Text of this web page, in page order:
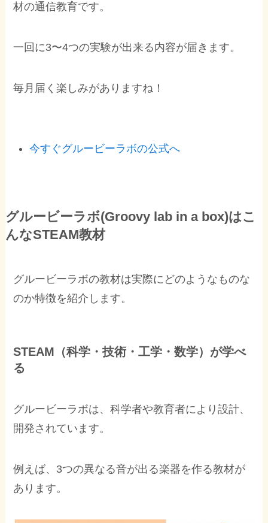
材の通信教育です。
一回に3〜4つの実験が出来る内容が届きます。
毎月届く楽しみがありますね！
今すぐグルービーラボの公式へ
グルービーラボ(Groovy lab in a box)はこ
んなSTEAM教材
グルービーラボの教材は実際にどのようなものな
のか特徴を紹介します。
STEAM（科学・技術・工学・数学）が学べ
る
グルービーラボは、科学者や教育者により設計、
開発されています。
例えば、3つの異なる音が出る楽器を作る教材が
あります。